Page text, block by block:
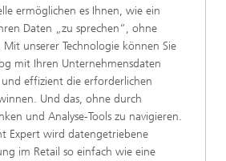
ermöglichen es Ihnen, wie ein
Daten „zu sprechen“, ohne
Mit unserer Technologie können Sie
mit Ihren Unternehmensdaten
effizient die erforderlichen
Und das, ohne durch
und Analyse-Tools zu navigieren.
Expert wird datengetriebene
im Retail so einfach wie eine